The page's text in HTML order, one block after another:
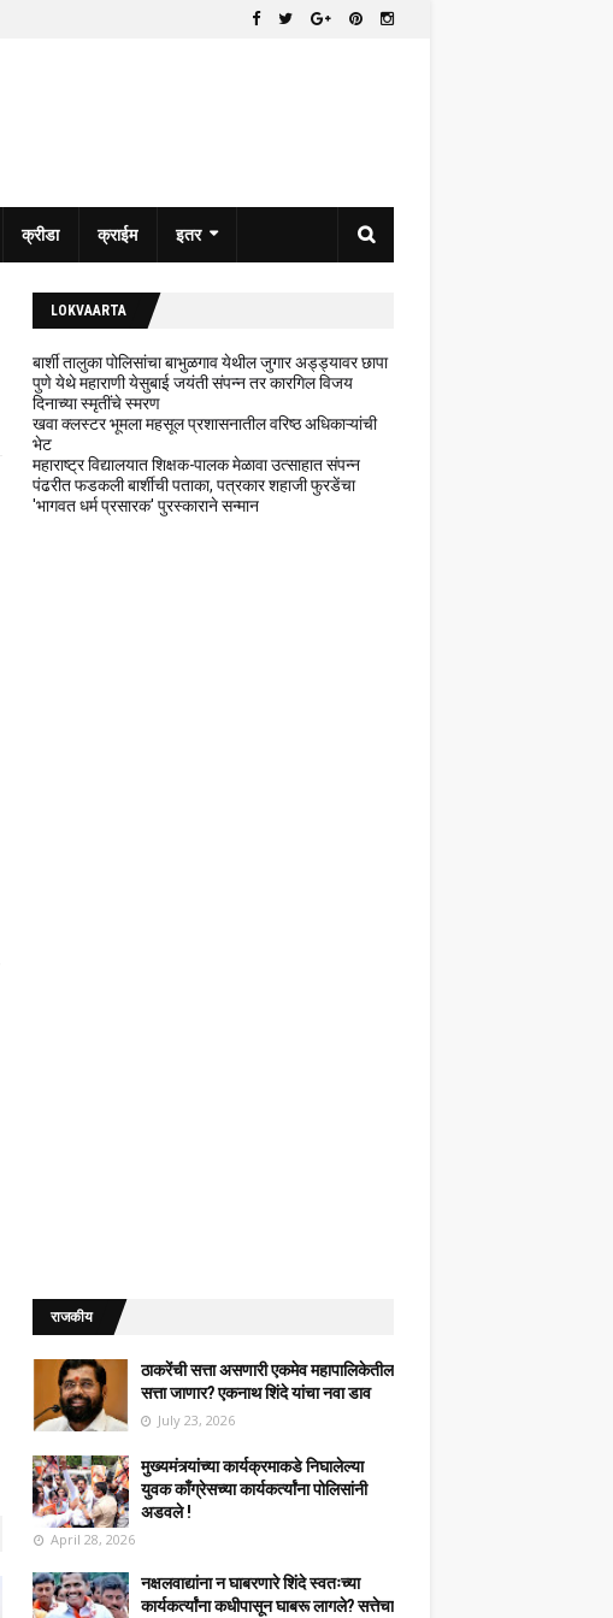
क्रीडा क्राईम इतर
LOKVAARTA
बार्शी तालुका पोलिसांचा बाभुळगाव येथील जुगार अड्ड्यावर छापा
पुणे येथे महाराणी येसुबाई जयंती संपन्न तर कारगिल विजय
दिनाच्या स्मृतींचे स्मरण
खवा क्लस्टर भूमला महसूल प्रशासनातील वरिष्ठ अधिकाऱ्यांची
भेट
महाराष्ट्र विद्यालयात शिक्षक-पालक मेळावा उत्साहात संपन्न
पंढरीत फडकली बार्शीची पताका, पत्रकार शहाजी फुरडेंचा
'भागवत धर्म प्रसारक' पुरस्काराने सन्मान
राजकीय
ठाकरेंची सत्ता असणारी एकमेव महापालिकेतील
सत्ता जाणार? एकनाथ शिंदे यांचा नवा डाव
July 23, 2026
मुख्यमंत्र्यांच्या कार्यक्रमाकडे निघालेल्या
युवक काँग्रेसच्या कार्यकर्त्यांना पोलिसांनी
अडवले !
April 28, 2026
नक्षलवाद्यांना न घाबरणारे शिंदे स्वतःच्या
कार्यकर्त्यांना कधीपासून घाबरू लागले? सत्तेचा